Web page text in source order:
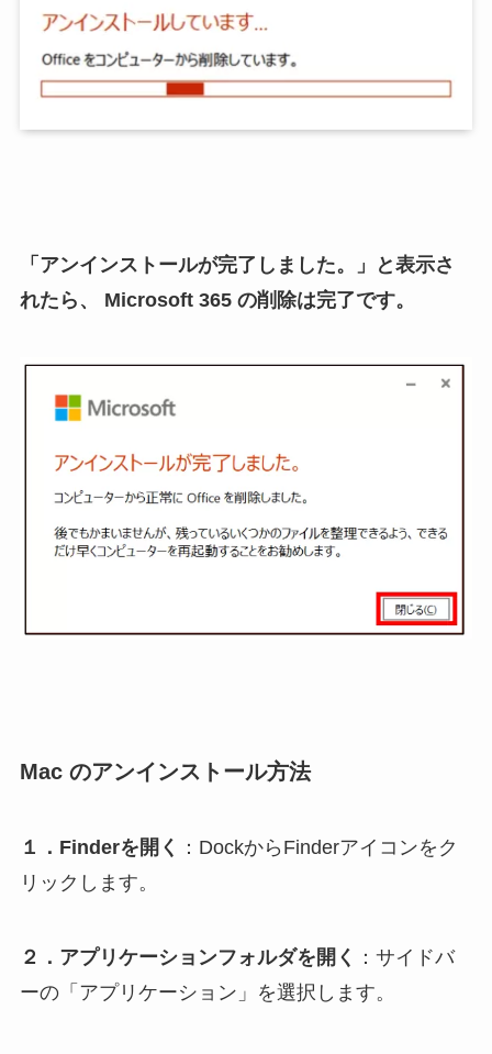
「アンインストールが完了しました。」と表示さ
れたら、 Microsoft 365 の削除は完了です。
Mac のアンインストール方法
１．Finderを開く
：DockからFinderアイコンをク
リックします。
２．アプリケーションフォルダを開く
：サイドバ
ーの「アプリケーション」を選択します。